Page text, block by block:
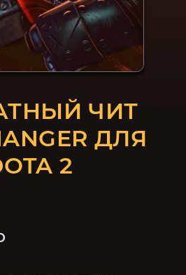
ЧИТ
ДЛЯ
2